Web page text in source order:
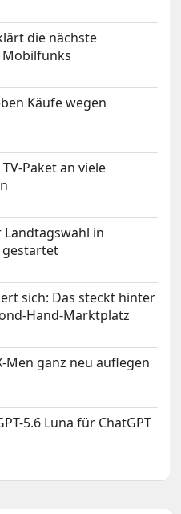
die nächste
Mobilfunks
Käufe wegen
Paket an viele
Landtagswahl in
gestartet
sich: Das steckt hinter
Hand-Marktplatz
Men ganz neu auflegen
5.6 Luna für ChatGPT